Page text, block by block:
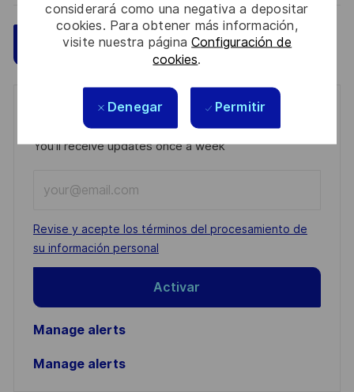
considerará como una negativa a depositar
cookies. Para obtener más información,
visite nuestra páginaConfiguración de
cookies.
Denegar Permitir
Aplicar ahora Guardar
Get notified for similar jobs
You'll receive updates once a week
Email
address
(Required)
Required
Revise y acepte los términos del procesamiento de
su información personal
Activar
Manage alerts
Manage alerts